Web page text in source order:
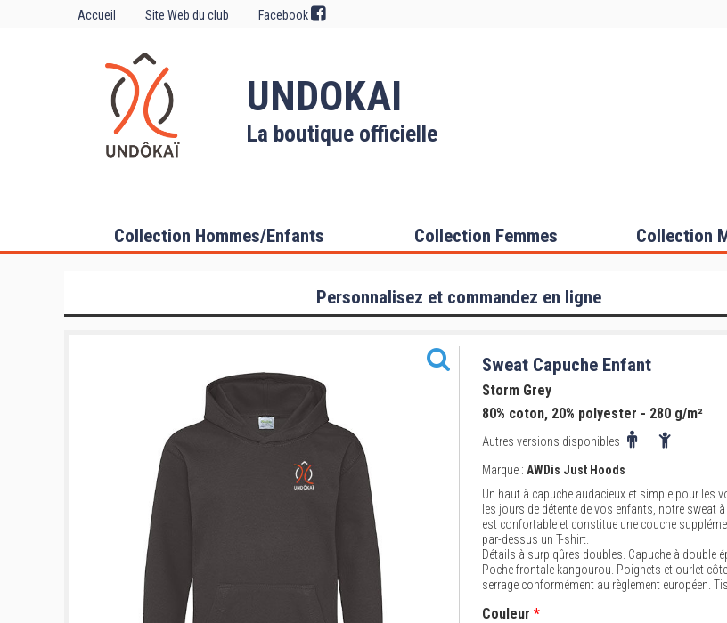
Accueil Site Web du club Facebook
UNDOKAI
La boutique officielle
Collection Hommes/Enfants Collection Femmes Collection
Personnalisez et commandez en ligne
Sweat Capuche Enfant
Storm Grey
80% coton, 20% polyester - 280 g/m²
Autres versions disponibles
Marque : AWDis Just Hoods
Un haut à capuche audacieux et simple pour les
les jours de détente de vos enfants, notre sweat
est confortable et constitue une couche
par-dessus un T-shirt.
Détails à surpiqûres doubles. Capuche à double
Poche frontale kangourou. Poignets et ourlet
serrage conformément au règlement européen.
Couleur *